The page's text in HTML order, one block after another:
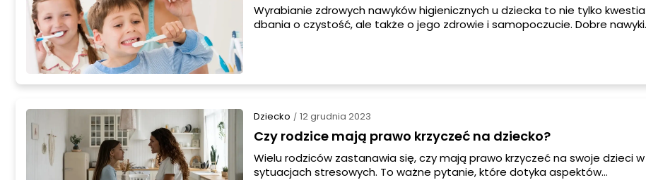
Wyrabianie zdrowych nawyków higienicznych u dziecka to nie tylko kwestia
dbania o czystość, ale także o jego zdrowie i samopoczucie. Dobre nawyki
Dziecko / 12 grudnia 2023
Czy rodzice mają prawo krzyczeć na dziecko?
Wielu rodziców zastanawia się, czy mają prawo krzyczeć na swoje dzieci w
sytuacjach stresowych. To ważne pytanie, które dotyka aspektów